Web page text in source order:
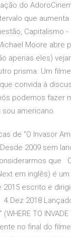
do
que
Capitalismo -
Moore abre
apenas eles)
prisma. Um
convida à
podemos fazer
americano.
de "O Invasor
2009 sem
que
em inglês) é
2015 escrito e
Dez 2018
(WHERE TO
no final do